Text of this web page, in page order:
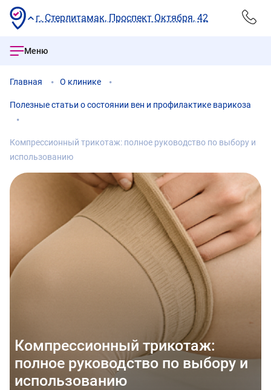
г. Стерлитамак, Проспект Октября, 42
Меню
Главная О клинике
Полезные статьи о состоянии вен и профилактике варикоза
Компрессионный трикотаж: полное руководство по выбору и
использованию
Компрессионный трикотаж:
полное руководство по выбору и
использованию